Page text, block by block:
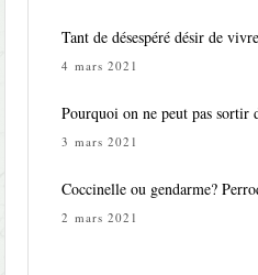
Tant de désespéré désir de
4 mars 2021
Pourquoi on ne peut pas sortir
3 mars 2021
Coccinelle ou gendarme?
2 mars 2021